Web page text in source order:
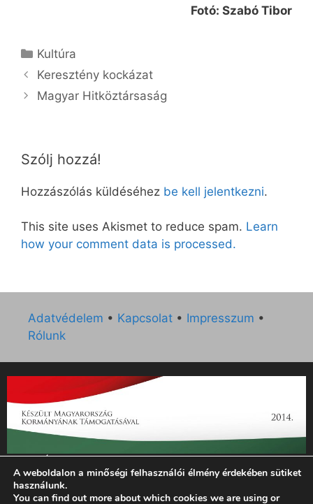
Fotó: Szabó Tibor
Kategória
Kultúra
Keresztény kockázat
Magyar Hitköztársaság
Szólj hozzá!
Hozzászólás küldéséhez be kell jelentkezni.
This site uses Akismet to reduce spam. Learn
how your comment data is processed.
Adatvédelem • Kapcsolat • Impresszum •
Rólunk
„Az Új Ember katolikus hetilap 2014. évi működésének
támogatását az EGYH-KCP-14-P-0121 sz. támogatási
szerződés keretében 3 000 000 Ft összegben támogatta az
A weboldalon a minőségi felhasználói élmény érdekében sütiket
használunk.
You can find out more about which cookies we are using or